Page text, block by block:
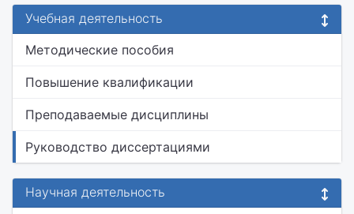
Учебная деятельность
Методические пособия
Повышение квалификации
Преподаваемые дисциплины
Руководство диссертациями
Научная деятельность